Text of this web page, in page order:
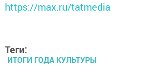
https://max.ru/tatmedia
Теги:
ИТОГИ ГОДА КУЛЬТУРЫ